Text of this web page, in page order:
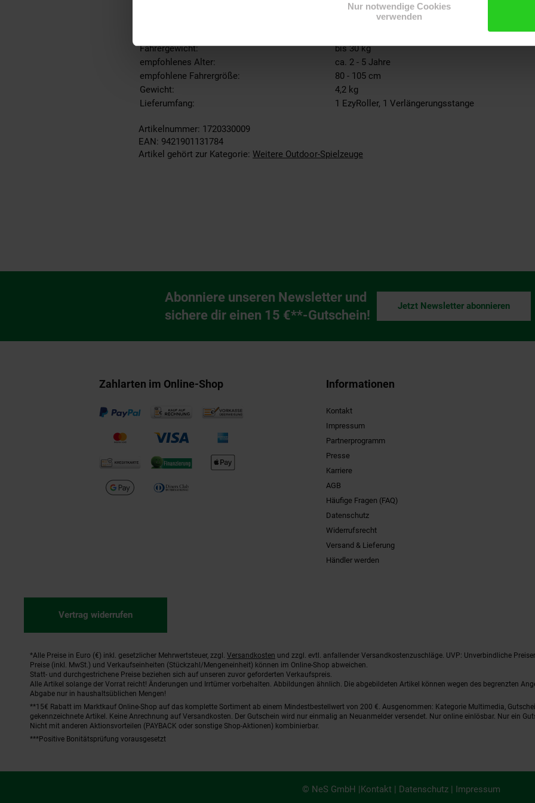
Nur notwendige Cookies
verwenden
48/58 cm
Fahrergewicht:
bis 30 kg
empfohlenes Alter:
ca. 2 - 5 Jahre
empfohlene Fahrergröße:
80 - 105 cm
Gewicht:
4,2 kg
Lieferumfang:
1 EzyRoller, 1 Verlängerungsstange
Artikelnummer: 1720330009
EAN: 9421901131784
Artikel gehört zur Kategorie: Weitere Outdoor-Spielzeuge
Newsletter Anmeldung
Abonniere unseren Newsletter und
sichere dir einen 15 €**-Gutschein!
Jetzt Newsletter abonnieren
Zahlarten im Online-Shop Informationen
Kontakt
Impressum
Partnerprogramm
Presse
Karriere
AGB
Häufige Fragen (FAQ)
Datenschutz
Widerrufsrecht
Versand & Lieferung
Händler werden
Vertrag widerrufen
Fußnoten
*Alle Preise in Euro (€) inkl. gesetzlicher Mehrwertsteuer, zzgl. Versandkosten und zzgl. evtl. anfallender Versandkostenzuschläge. UVP: Unverbindliche
Preise (inkl. MwSt.) und Verkaufseinheiten (Stückzahl/Mengeneinheit) können im Online-Shop abweichen.
Statt- und durchgestrichene Preise beziehen sich auf unseren zuvor geforderten Verkaufspreis.
Alle Artikel solange der Vorrat reicht! Änderungen und Irrtümer vorbehalten. Abbildungen ähnlich. Die abgebildeten Artikel können wegen des begrenzten
Abgabe nur in haushaltsüblichen Mengen!
**15€ Rabatt im Marktkauf Online-Shop auf das komplette Sortiment ab einem Mindestbestellwert von 200 €. Ausgenommen: Kategorie Multimedia,
gekennzeichnete Artikel. Keine Anrechnung auf Versandkosten. Der Gutschein wird nur einmalig an Neuanmelder versendet. Nur online einlösbar. Nur ein
Nicht mit anderen Aktionsvorteilen (PAYBACK oder sonstige Shop-Aktionen) kombinierbar.
***Positive Bonitätsprüfung vorausgesetzt
© NeS GmbH |Kontakt | Datenschutz | Impressum